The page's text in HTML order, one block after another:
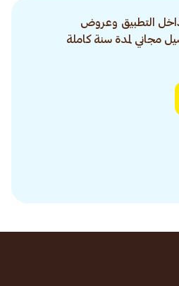
التطبيق وعروض
مجاني لمدة سنة كاملة